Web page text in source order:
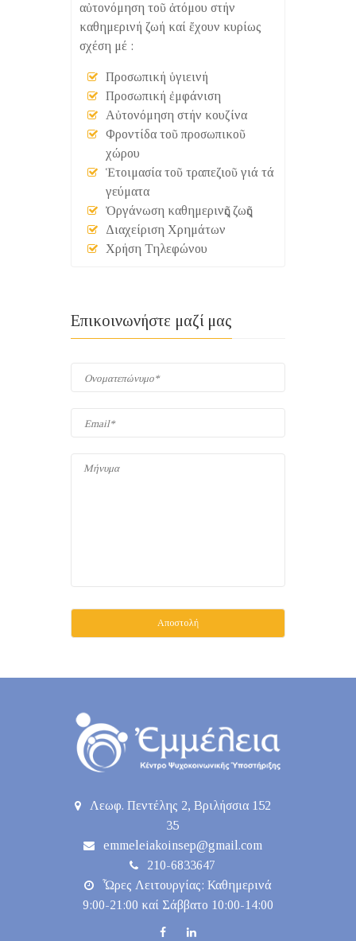
αὐτονόμηση τοῦ ἀτόμου στήν
καθημερινή ζωή καί ἔχουν κυρίως
σχέση μέ :
Προσωπική ὑγιεινή
Προσωπική ἐμφάνιση
Αὐτονόμηση στήν κουζίνα
Φροντίδα τοῦ προσωπικοῦ
χώρου
Ἑτοιμασία τοῦ τραπεζιοῦ γιά τά
γεύματα
Ὀργάνωση καθημερινῆς ζωῆς
Διαχείριση Χρημάτων
Χρήση Τηλεφώνου
Επικοινωνήστε μαζί μας
Λεωφ. Πεντέλης 2, Βριλήσσια 152
35
emmeleiakoinsep@gmail.com
210-6833647
Ὧρες Λειτουργίας: Καθημερινά
9:00-21:00 καί Σάββατο 10:00-14:00